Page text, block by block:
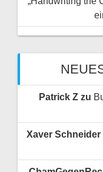
Patrick Z zu
Xaver Schneider